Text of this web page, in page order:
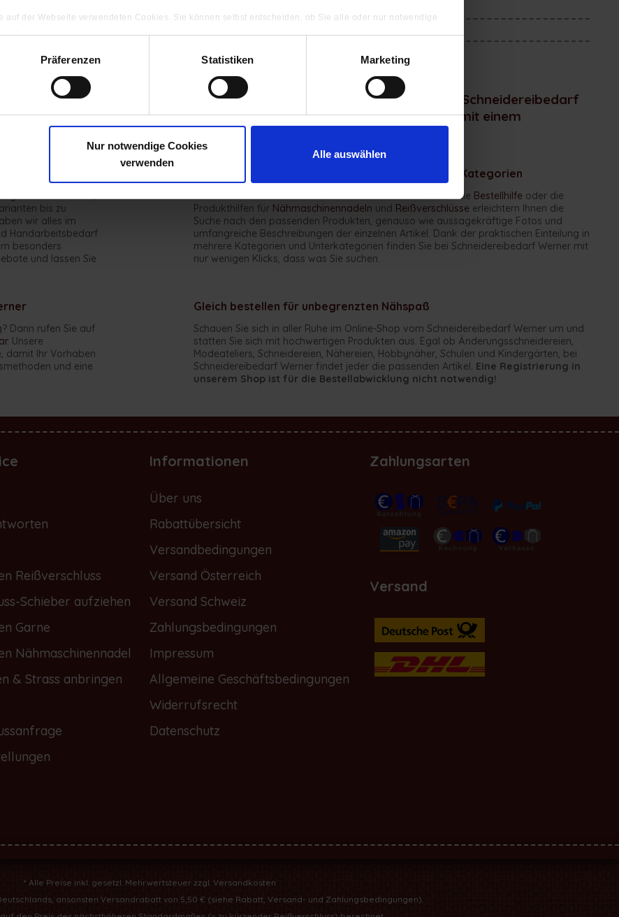
auf der Webseite verwendeten Cookies. Sie können selbst entscheiden, ob Sie alle oder nur notwendige
Cookies zulassen.
Präferenzen Statistiken Marketing
Nur notwendige Cookies
verwenden
Alle auswählen
Sortiment im Shop für hochwertigen Schneidereibedarf und Kurzwaren. Schneidereibedarf
eines jeden Schneiders sowie Bastlers höherschlagen und überzeugt mit einem
zu attraktiven Preisen.
Von Garnen,
bis zu
wir alles im
Handarbeitsbedarf
besonders
und lassen Sie
Gesucht & schnell gefunden dank übersichtlicher Kategorien
Ausführliche Informationen zu den einzelnen Themen wie die Bestellhilfe oder die
Produkthilfen für Nähmaschinennadeln und Reißverschlüsse erleichtern Ihnen die
Suche nach den passenden Produkten, genauso wie aussagekräftige Fotos und
umfangreiche Beschreibungen der einzelnen Artikel. Dank der praktischen Einteilung in
mehrere Kategorien und Unterkategorien finden Sie bei Schneidereibedarf Werner mit
nur wenigen Klicks, dass was Sie suchen.
Dann rufen Sie auf
. Unsere
damit Ihr Vorhaben
und eine
Gleich bestellen für unbegrenzten Nähspaß
Schauen Sie sich in aller Ruhe im Online-Shop vom Schneidereibedarf Werner um und
statten Sie sich mit hochwertigen Produkten aus. Egal ob Änderungsschneidereien,
Modeateliers, Schneidereien, Nähereien, Hobbynäher, Schulen und Kindergärten, bei
Schneidereibedarf Werner findet jeder die passenden Artikel. Eine Registrierung in
unserem Shop ist für die Bestellabwicklung nicht notwendig!
Reißverschluss
Schieber aufziehen
Garne
Nähmaschinennadel
& Strass anbringen
Informationen
Über uns
Rabattübersicht
Versandbedingungen
Versand Österreich
Versand Schweiz
Zahlungsbedingungen
Impressum
Allgemeine Geschäftsbedingungen
Widerrufsrecht
Datenschutz
Zahlungsarten
Versand
* Alle Preise inkl. gesetzl. Mehrwertsteuer zzgl. Versandkosten
ansonsten Versandrabatt von 5,50 € (siehe Rabatt, Versand- und Zahlungsbedingungen).